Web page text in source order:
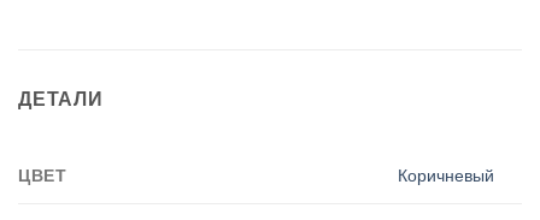
ДЕТАЛИ
ЦВЕТ Коричневый